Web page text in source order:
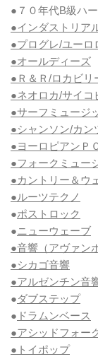
●７０年代B級ハ
●インダストリア
●プログレ/ユーロ
●オールディーズ
●Ｒ＆Ｒ/ロカビリ
●ネオロカ/サイコ
●サーフミュージ
●シャンソン/カン
●ヨーロピアンＰ
●フォークミュー
●カントリー＆ウ
●ルーツテクノ
●ポストロック
●ニューウェーブ
●音響（アヴァン
●シカゴ音響
●アルゼンチン音
●ダブステップ
● ドラムンベース
●アシッドフォー
●トイポップ